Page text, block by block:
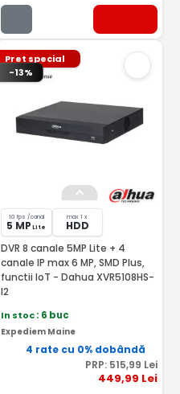
Pret special
-13%
10 fps /canal
5 MP Lite
max 1 x
HDD
DVR 8 canale 5MP Lite + 4
canale IP max 6 MP, SMD Plus,
functii IoT - Dahua XVR5108HS-
I2
In stoc: 6 buc
Expediem Maine
4 rate cu 0% dobândă
PRP: 515,99 Lei
449,99 Lei